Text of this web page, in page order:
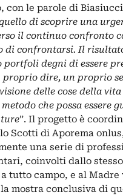
con le parole di
di scoprire una
il continuo confronto
di confrontarsi. Il
degni di essere
proprio dire, un proprio
delle cose della
che possa essere
”. Il progetto è
Scotti di Aporema
una serie di
coinvolti dallo
a tutto campo, e al Madre
mostra conclusiva di